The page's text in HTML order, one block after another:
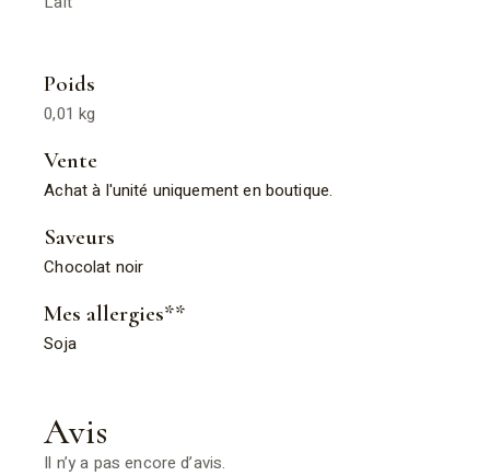
Poids
0,01 kg
Vente
Achat à l'unité uniquement en boutique.
Saveurs
Chocolat noir
Mes allergies**
Soja
Avis
Il n’y a pas encore d’avis.